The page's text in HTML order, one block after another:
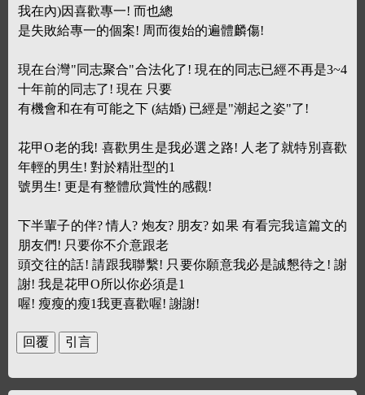
我在內)因喜歡專一! 而也總
是失敗給專一的個案! 周而復始的遍體麟傷!
現在台灣"同志聚合"合法化了! 現在的同志已經不再是3~4
十年前的同志了! 現在 只要
有機會和在有可能之下 (結婚) 已經是"潮起之姿"了!
花甲O老的我! 喜歡男生是我必選之路! 人老了就特別喜歡
年輕的男生! 對於精壯型的1
號男生! 更是有整體欣賞性的感觀!
下半輩子的伴? 情人? 炮友? 朋友? 如果 有看完我這篇文的
朋友們! 只要你不介意跟老
頭交往的話! 請跟我聯繫! 只要你願意我必是誠懇待之! 謝
謝! 我是花甲O所以你必須是1
喔! 瘦瘦的瘦1我更喜歡喔! 謝謝!